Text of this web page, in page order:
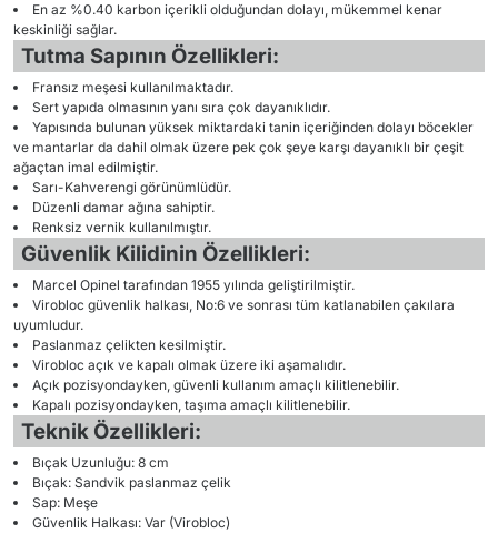
En az %0.40 karbon içerikli olduğundan dolayı, mükemmel kenar
keskinliği sağlar.
Tutma Sapının Özellikleri:
Fransız meşesi kullanılmaktadır.
Sert yapıda olmasının yanı sıra çok dayanıklıdır.
Yapısında bulunan yüksek miktardaki tanin içeriğinden dolayı böcekler
ve mantarlar da dahil olmak üzere pek çok şeye karşı dayanıklı bir çeşit
ağaçtan imal edilmiştir.
Sarı-Kahverengi görünümlüdür.
Düzenli damar ağına sahiptir.
Renksiz vernik kullanılmıştır.
Güvenlik Kilidinin Özellikleri:
Marcel Opinel tarafından 1955 yılında geliştirilmiştir.
Virobloc güvenlik halkası, No:6 ve sonrası tüm katlanabilen çakılara
uyumludur.
Paslanmaz çelikten kesilmiştir.
Virobloc açık ve kapalı olmak üzere iki aşamalıdır.
Açık pozisyondayken, güvenli kullanım amaçlı kilitlenebilir.
Kapalı pozisyondayken, taşıma amaçlı kilitlenebilir.
Teknik Özellikleri:
Bıçak Uzunluğu: 8 cm
Bıçak: Sandvik paslanmaz çelik
Sap: Meşe
Güvenlik Halkası: Var (Virobloc)